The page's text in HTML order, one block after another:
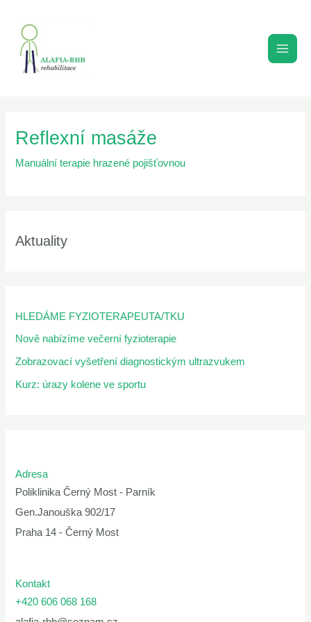
obsah
Reflexní masáže
Manuální terapie hrazené pojišťovnou
Aktuality
HLEDÁME FYZIOTERAPEUTA/TKU
Nově nabízíme večerní fyzioterapie
Zobrazovací vyšetření diagnostickým ultrazvukem
Kurz: úrazy kolene ve sportu
Adresa
Poliklinika Černý Most - Parník
Gen.Janouška 902/17
Praha 14 - Černý Most
Kontakt
+420 606 068 168